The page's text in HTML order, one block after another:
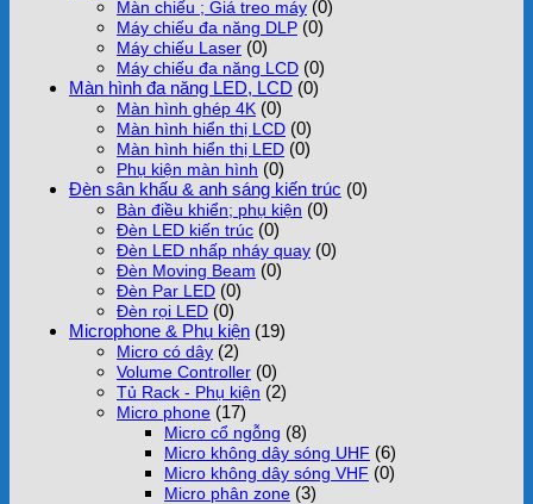
Màn chiếu ; Giá treo máy (0)
Máy chiếu đa năng DLP (0)
Máy chiếu Laser (0)
Máy chiếu đa năng LCD (0)
Màn hình đa năng LED, LCD (0)
Màn hình ghép 4K (0)
Màn hình hiển thị LCD (0)
Màn hình hiển thị LED (0)
Phụ kiện màn hình (0)
Đèn sân khấu & anh sáng kiến trúc (0)
Bàn điều khiển; phụ kiện (0)
Đèn LED kiến trúc (0)
Đèn LED nhấp nháy quay (0)
Đèn Moving Beam (0)
Đèn Par LED (0)
Đèn rọi LED (0)
Microphone & Phụ kiện (19)
Micro có dây (2)
Volume Controller (0)
Tủ Rack - Phụ kiện (2)
Micro phone (17)
Micro cổ ngỗng (8)
Micro không dây sóng UHF (6)
Micro không dây sóng VHF (0)
Micro phân zone (3)